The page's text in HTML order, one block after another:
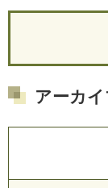
アーカ